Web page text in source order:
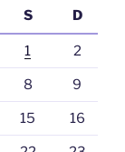
S D
1 2
8 9
15 16